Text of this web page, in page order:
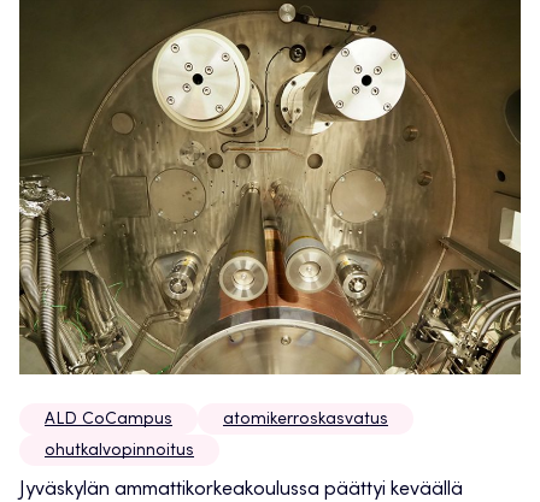
ALD CoCampus
atomikerroskasvatus
ohutkalvopinnoitus
Jyväskylän ammattikorkeakoulussa päättyi keväällä